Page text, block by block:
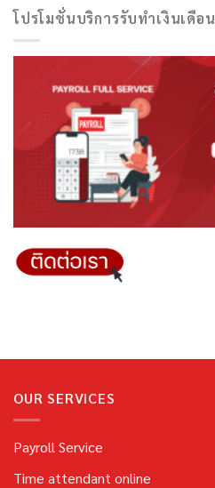
โปรโมชั่นบริการรับทำเงินเดื
OUR SERVICES
Payroll Service
Time attendant online